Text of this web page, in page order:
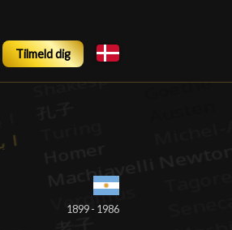
Tilmeld dig
1899 - 1986